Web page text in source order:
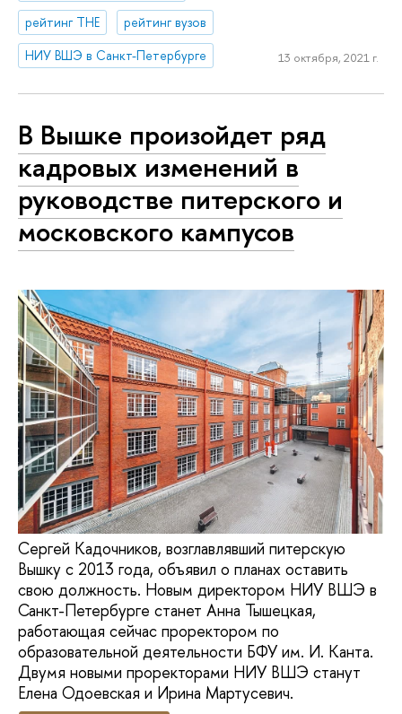
рейтинг THE
рейтинг вузов
НИУ ВШЭ в Санкт-Петербурге
13 октября, 2021 г.
В Вышке произойдет ряд
кадровых изменений в
руководстве питерского и
московского кампусов
Сергей Кадочников, возглавлявший питерскую
Вышку с 2013 года, объявил о планах оставить
свою должность. Новым директором НИУ ВШЭ в
Санкт-Петербурге станет Анна Тышецкая,
работающая сейчас проректором по
образовательной деятельности БФУ им. И. Канта.
Двумя новыми проректорами НИУ ВШЭ станут
Елена Одоевская и Ирина Мартусевич.